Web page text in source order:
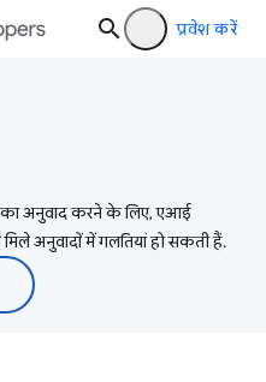
प्रवेश करें
का अनुवाद करने के लिए, एआई
अनुवादों में गलतियां हो सकती हैं.